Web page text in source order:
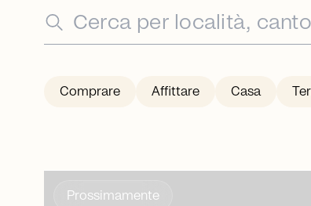
Comprare Affittare Casa
Prossimamente